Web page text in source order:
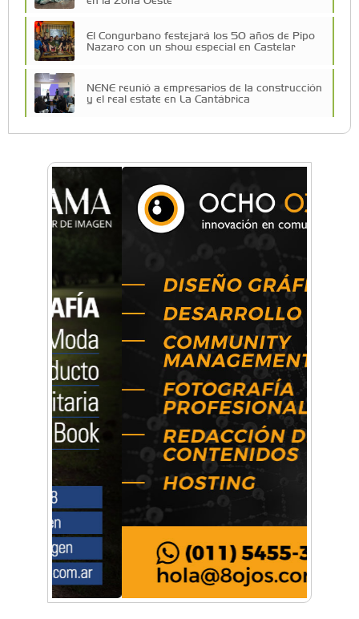
El Congurbano festejará los 50 años de Pipo
Nazaro con un show especial en Castelar
NENE reunió a empresarios de la construcción
y el real estate en La Cantábrica
La primera vez que Eva Perón voló en avión lo
hizo desde Morón
Mariana Croce: "Hoy las empresas necesitan
Música, teatro, yoga, danza y mucho más:
Conocé todos los talleres para aprender y
disfrutar en la Zona Oeste